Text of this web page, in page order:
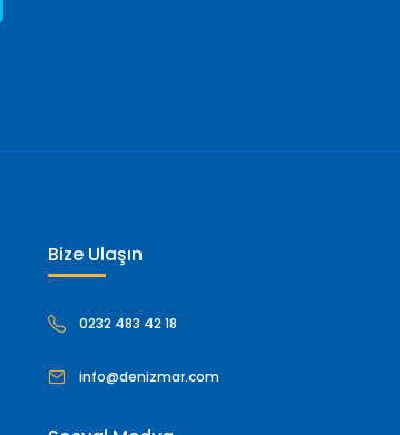
Bize Ulaşın
0232 483 42 18
info@denizmar.com